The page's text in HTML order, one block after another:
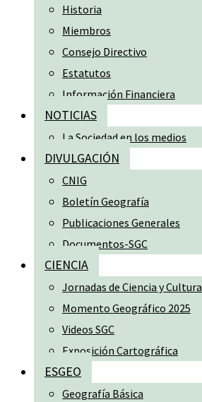
Historia
Miembros
Consejo Directivo
Estatutos
Información Financiera
NOTICIAS
La Sociedad en los medios
DIVULGACIÓN
CNIG
Boletín Geografía
Publicaciones Generales
Documentos-SGC
CIENCIA
Jornadas de Ciencia y Cultura
Momento Geográfico 2025
Videos SGC
Exposición Cartográfica
ESGEO
Geografía Básica